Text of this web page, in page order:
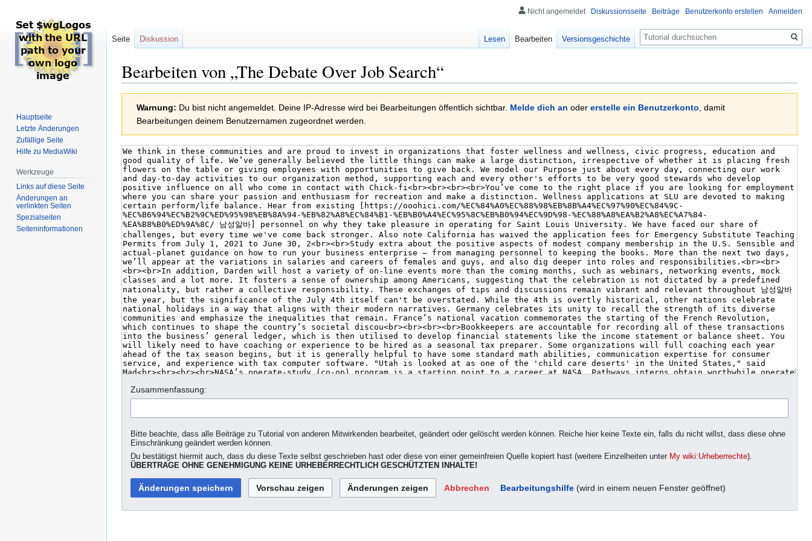
Bearbeiten von „The Debate Over Job Search“
Navigation
springen
Suche
springen
Warnung: Du bist nicht angemeldet. Deine IP-Adresse wird bei Bearbeitungen öffentlich sichtbar. Melde dich an oder erstelle ein Benutzerkonto, damit
Bearbeitungen deinem Benutzernamen zugeordnet werden.
Zusammenfassung:
Bitte beachte, dass alle Beiträge zu Tutorial von anderen Mitwirkenden bearbeitet, geändert oder gelöscht werden können. Reiche hier keine Texte ein, falls du nicht willst, dass diese ohne
Einschränkung geändert werden können.
Du bestätigst hiermit auch, dass du diese Texte selbst geschrieben hast oder diese von einer gemeinfreien Quelle kopiert hast (weitere Einzelheiten unter My wiki:Urheberrechte).
ÜBERTRAGE OHNE GENEHMIGUNG KEINE URHEBERRECHTLICH GESCHÜTZTEN INHALTE!
Abbrechen Bearbeitungshilfe (wird in einem neuen Fenster geöffnet)
Nicht angemeldet Diskussionsseite Beiträge Benutzerkonto erstellen Anmelden
Seite Diskussion Lesen Bearbeiten Versionsgeschichte
Suche
Hauptseite
Letzte Änderungen
Zufällige Seite
Hilfe zu MediaWiki
Werkzeuge
Links auf diese Seite
Änderungen an
verlinkten Seiten
Spezialseiten
Seiten­informationen